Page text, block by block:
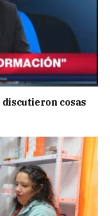
discutieron cosas